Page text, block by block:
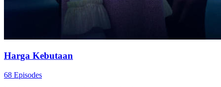
Harga Kebutaan
68 Episodes